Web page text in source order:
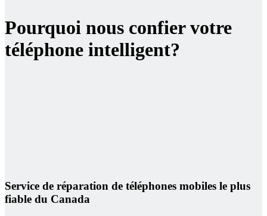
Pourquoi nous confier votre
téléphone intelligent?
Service de réparation de téléphones mobiles le plus
fiable du Canada